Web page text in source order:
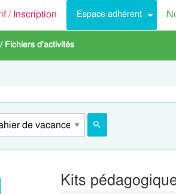
/Inscription Espace adhérent
Fichiers d'activités
Kits